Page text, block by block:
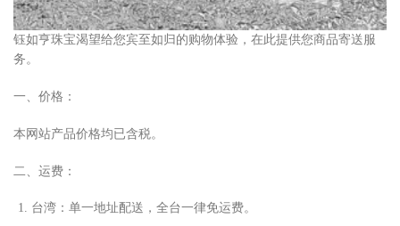
钰如亨珠宝渴望给您宾至如归的购物体验，在此提供您商品寄送服
务。
一、价格：
本网站产品价格均已含税。
二、运费：
台湾：单⼀地址配送，全台⼀律免运费。